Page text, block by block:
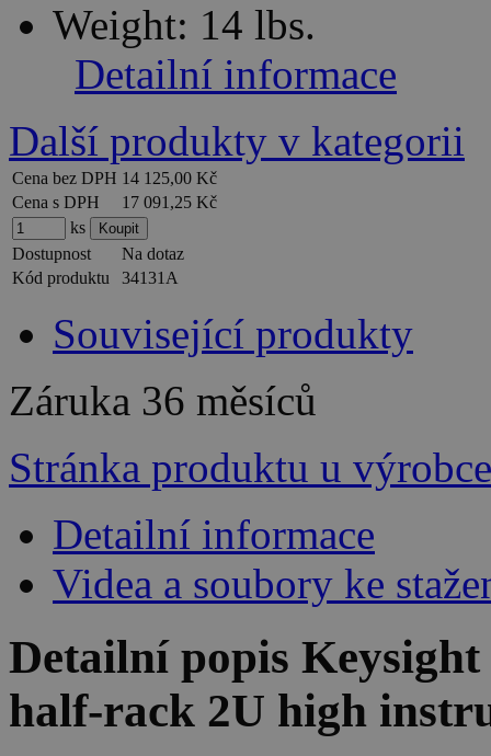
Weight: 14 lbs.
Detailní informace
Další produkty v kategorii
Cena bez DPH 14 125,00 Kč
Cena s DPH
17 091,25 Kč
ks
Dostupnost
Na dotaz
Kód produktu
34131A
Související produkty
Záruka 36 měsíců
Stránka produktu u výrobce
Detailní informace
Videa a soubory ke
Detailní popis
half-rack 2U high